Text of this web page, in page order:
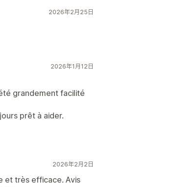
2026年2月25日
2026年1月12日
grandement facilité
prêt à aider.
2026年2月2日
et très efficace. Avis